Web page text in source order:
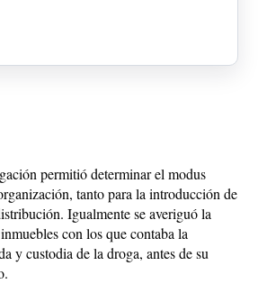
permitió determinar el modus
tanto para la introducción de
Igualmente se averiguó la
con los que contaba la
y custodia de la droga, antes de su